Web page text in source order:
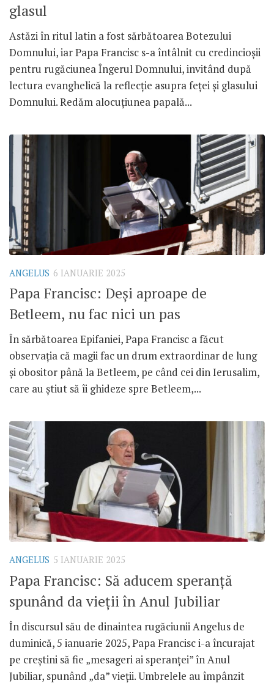
glasul
Astăzi în ritul latin a fost sărbătoarea Botezului
Domnului, iar Papa Francisc s-a întâlnit cu credincioșii
pentru rugăciunea Îngerul Domnului, invitând după
lectura evanghelică la reflecție asupra feței și glasului
Domnului. Redăm alocuțiunea papală...
ANGELUS 6 IANUARIE 2025
Papa Francisc: Deși aproape de
Betleem, nu fac nici un pas
În sărbătoarea Epifaniei, Papa Francisc a făcut
observația că magii fac un drum extraordinar de lung
și obositor până la Betleem, pe când cei din Ierusalim,
care au știut să îi ghideze spre Betleem,...
ANGELUS 5 IANUARIE 2025
Papa Francisc: Să aducem speranță
spunând da vieții în Anul Jubiliar
În discursul său de dinaintea rugăciunii Angelus de
duminică, 5 ianuarie 2025, Papa Francisc i-a încurajat
pe creștini să fie „mesageri ai speranței” în Anul
Jubiliar, spunând „da” vieții. Umbrelele au împânzit